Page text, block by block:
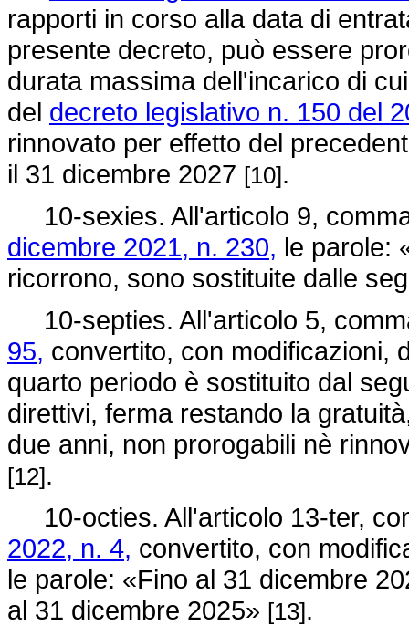
rapporti in corso alla data di
presente decreto, può essere
durata massima dell'incarico di
del decreto legislativo n. 150 del
rinnovato per effetto del
il 31 dicembre 2027 [10].
10-sexies. All'articolo 9,
dicembre 2021, n. 230, le parole:
ricorrono, sono sostituite dalle
10-septies. All'articolo 5,
95, convertito, con modificazioni,
quarto periodo è sostituito dal
direttivi, ferma restando la
due anni, non prorogabili nè
[12].
10-octies. All'articolo 13-ter,
2022, n. 4, convertito, con
le parole: «Fino al 31 dicembre
al 31 dicembre 2025» [13].